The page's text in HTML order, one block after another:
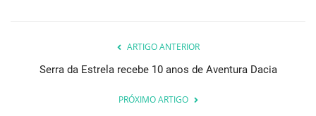
ARTIGO ANTERIOR
Serra da Estrela recebe 10 anos de Aventura Dacia
PRÓXIMO ARTIGO